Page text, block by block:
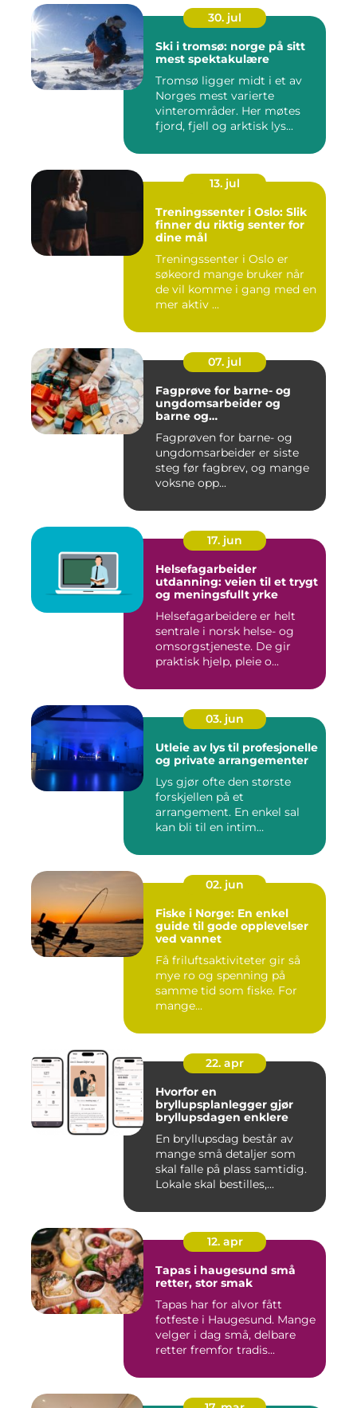
30. jul
Ski i tromsø: norge på sitt
mest spektakulære
Tromsø ligger midt i et av
Norges mest varierte
vinterområder. Her møtes
fjord, fjell og arktisk lys...
13. jul
Treningssenter i Oslo: Slik
finner du riktig senter for
dine mål
Treningssenter i Oslo er
søkeord mange bruker når
de vil komme i gang med en
mer aktiv ...
07. jul
Fagprøve for barne- og
ungdomsarbeider og
barne og
og VG2
Fagprøven for barne- og
ungdomsarbeider er siste
steg før fagbrev, og mange
voksne opp...
17. jun
Helsefagarbeider
utdanning: veien til et trygt
og meningsfullt yrke
Helsefagarbeidere er helt
sentrale i norsk helse- og
omsorgstjeneste. De gir
praktisk hjelp, pleie o...
03. jun
Utleie av lys til profesjonelle
og private arrangementer
Lys gjør ofte den største
forskjellen på et
arrangement. En enkel sal
kan bli til en intim
02. jun
Fiske i Norge: En enkel
guide til gode opplevelser
ved vannet
Få friluftsaktiviteter gir så
mye ro og spenning på
samme tid som fiske. For
mange...
22. apr
Hvorfor en
bryllupsplanlegger gjør
bryllupsdagen enklere
En bryllupsdag består av
mange små detaljer som
skal falle på plass samtidig.
Lokale skal bestilles,...
12. apr
Tapas i haugesund små
retter, stor smak
Tapas har for alvor fått
fotfeste i Haugesund. Mange
velger i dag små, delbare
retter fremfor tradis...